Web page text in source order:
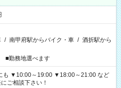
/ 南甲府駅からバイク・車 / 酒折駅から
■勤務地選べます
ご相談下さい！